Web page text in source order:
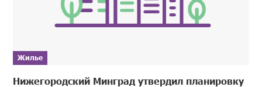
Жилье
Нижегородский Минград утвердил планировку